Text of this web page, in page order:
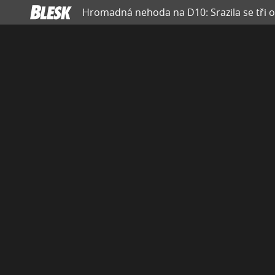
Hromadná nehoda na D10: Srazila se tři